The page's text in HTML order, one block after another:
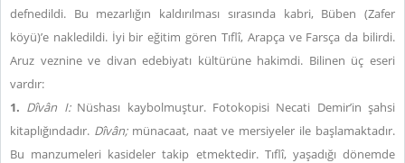
defnedildi. Bu mezarlığın kaldırılması sırasında kabri, Büben (Zafer
köyü)’e nakledildi. İyi bir eğitim gören Tıflî, Arapça ve Farsça da bilirdi.
Aruz veznine ve divan edebiyatı kültürüne hakimdi. Bilinen üç eseri
vardır:
1. Dîvân I:Nüshası kaybolmuştur. Fotokopisi Necati Demir’in şahsi
kitaplığındadır. Dîvân;münacaat, naat ve mersiyeler ile başlamaktadır.
Bu manzumeleri kasideler takip etmektedir. Tıflî, yaşadığı dönemde